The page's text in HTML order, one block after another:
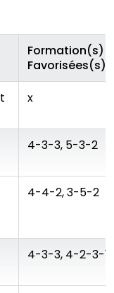
Formation(s)
Favorisées(s)
x
4-3-3, 5-3-2
4-4-2, 3-5-2
4-3-3, 4-2-3-1